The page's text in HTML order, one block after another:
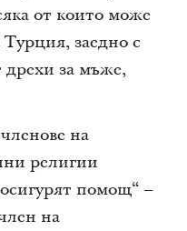
от които може
заедно с
дрехи за мъже,
на
религии
помощ“ –
на